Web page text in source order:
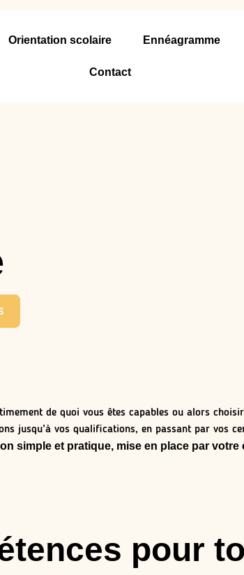
Orientation scolaire Ennéagramme
Contact
de quoi vous êtes capables ou alors
jusqu’à vos qualifications, en passant par vos
simple et pratique, mise en place par
pour